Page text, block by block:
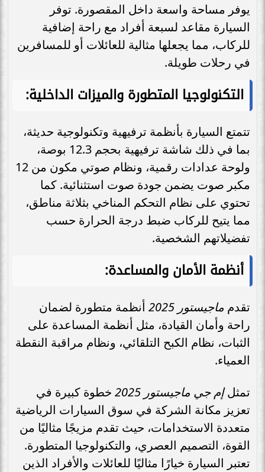
يوفر مساحة واسعة داخل المقصورة. توفر
السيارة مقاعد لسبعة أفراد مع راحة إضافية
للركاب، مما يجعلها مثالية للعائلات أو للمسافرين
في رحلات طويلة.
التكنولوجيا المتطورة والميزات الداخلية:
تتمتع السيارة بأنظمة ترفيهية وتكنولوجية حديثة،
بما في ذلك شاشة ترفيهية بحجم 12.3 بوصة،
ولوحة عدادات رقمية، ونظام صوتي مكون من 12
مكبر صوت يضمن جودة صوت استثنائية. كما
تحتوي على نظام التحكم المناخي بثلاثة مناطق،
مما يتيح للركاب ضبط درجة الحرارة حسب
تفضيلاتهم الشخصية.
أنظمة الأمان والمساعدة:
تقدم ماجيستور 2025
أنظمة متطورة لضمان
راحة وأمان القيادة، مثل أنظمة المساعدة على
الثبات، نظام الكبح التلقائي، ونظام مراقبة النقطة
العمياء.
تمثلإم جي ماجيستور 2025
خطوة كبيرة في
تعزيز مكانة الشركة في سوق السيارات الرياضية
متعددة الاستخدامات، حيث تقدم مزيجًا مثاليًا من
القوة، التصميم العصري، والتكنولوجيا المتطورة.
تعتبر السيارة خيارًا مثاليًا للعائلات والأفراد الذين